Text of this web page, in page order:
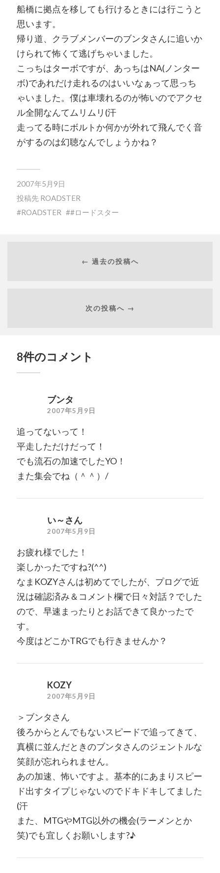
船橋に拠点を移しても行けるときには行こうと
思います。
帰り道、クラブメンバーのブンタさんに追いか
けられて怖くて逃げちゃいました。
こっちはターボですが、あっちはNA(ノンター
ボ)であれだけ走れるのはいいなぁって思っち
ゃいました。僕は車壊れるのが怖いのでアクセ
ル全開なんてムリムリ(汗
走ってる時にボルトか何かが外れて飛んでく音
がするのは幻聴なんでしょうかね？
2007年5月9日
投稿先 ROADSTER
ROADSTER
#ロードスター
← 過去の投稿へ
次の投稿へ →
8件のコメント
ブンタ
2007年5月9日
追ってないって！
平走しただけだって！
でも流石の加速でしたYO！
また集会でね（＾＾）/
い～さん
2007年5月9日
お疲れ様でした！
楽しかったですね?(^^)
なまKOZYさんは初めてでしたが、プログで近
況は確認済み＆コメント欄で日々対話？でした
ので、早速まったりとお話できて良かったで
す。
今度はどこかTRGでも行きませんか？
KOZY
2007年5月9日
＞ブンタさん
後ろからとんでもないスピードで追ってきて、
真横に並んだときのブンタさんのジェントルな
笑顔が忘れられません。
あの加速、怖いですよ。基本的にあまりスピー
ド出すタイプじゃないのでドキドキしてました
(汗
また、MTGやMTG以外の機会(ラーメンとか
笑)でも宜しくお願いします?♪